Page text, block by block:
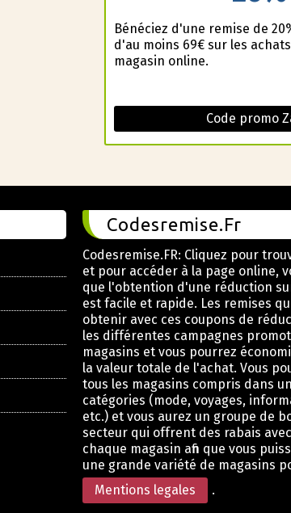
Bénéficiez d'une remise de
d'au moins 69€ sur les
magasin online.
Code promo
Codesremise.Fr
Codesremise.FR: Cliquez pour
et pour accéder à la page online,
que l'obtention d'une réduction
est facile et rapide. Les remises
obtenir avec ces coupons de
les différentes campagnes
magasins et vous pourrez
la valeur totale de l'achat. Vous
tous les magasins compris dans
catégories (mode, voyages,
etc.) et vous aurez un groupe de
secteur qui offrent des rabais
chaque magasin afin que vous
une grande variété de magasins
Mentions legales
.